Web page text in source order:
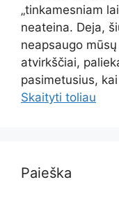
„tinkamesniam
neateina. Deja,
neapsaugo
atvirkščiai,
pasimetusius,
Skaityti toliau
Paieška